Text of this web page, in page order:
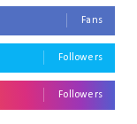
Fans
Followers
Followers